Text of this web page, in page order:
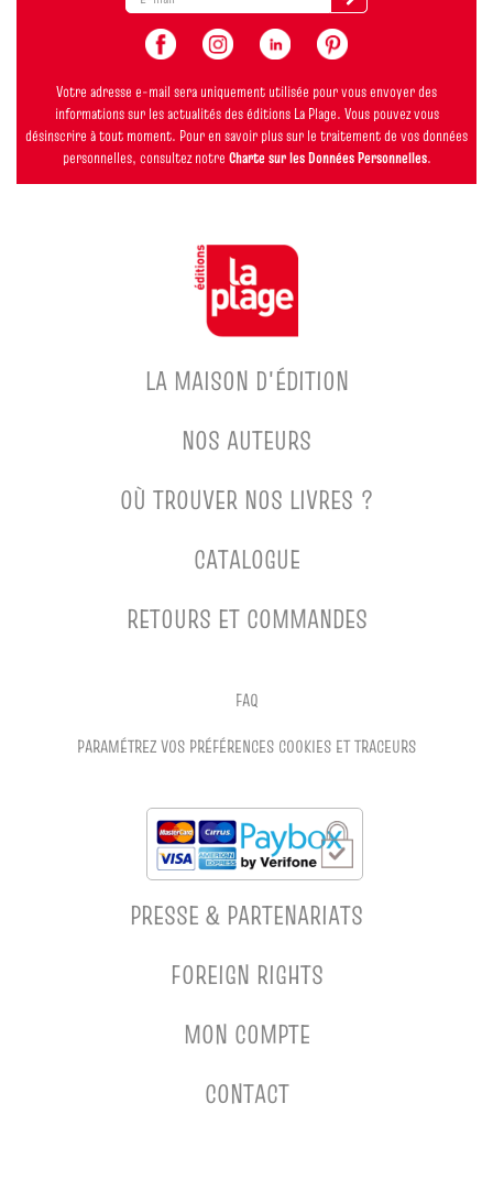
Votre adresse e-mail sera uniquement utilisée pour vous envoyer des
informations sur les actualités des éditions La Plage. Vous pouvez vous
désinscrire à tout moment. Pour en savoir plus sur le traitement de vos données
personnelles, consultez notre Charte sur les Données Personnelles.
LA MAISON D'ÉDITION
NOS AUTEURS
OÙ TROUVER NOS LIVRES ?
CATALOGUE
RETOURS ET COMMANDES
FAQ
PARAMÉTREZ VOS PRÉFÉRENCES COOKIES ET TRACEURS
PRESSE & PARTENARIATS
FOREIGN RIGHTS
MON COMPTE
CONTACT